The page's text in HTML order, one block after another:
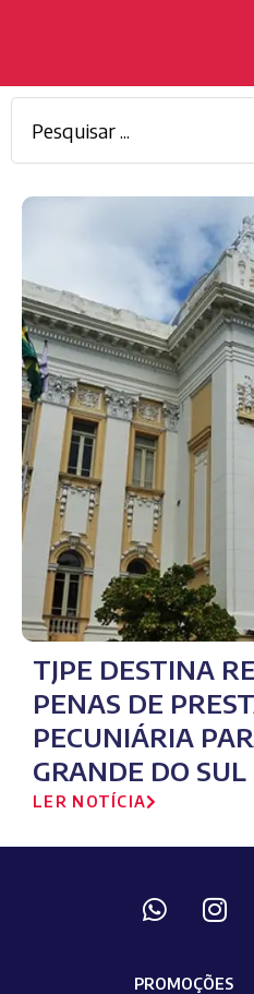
TJPE DESTINA
PENAS DE
PECUNIÁRIA
GRANDE DO SUL
LER NOTÍCIA
PROMOÇÕES